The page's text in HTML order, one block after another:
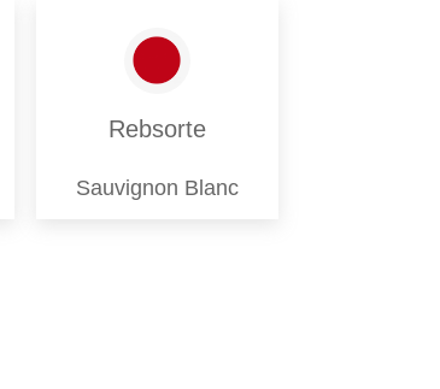
Rebsorte
Sauvignon Blanc